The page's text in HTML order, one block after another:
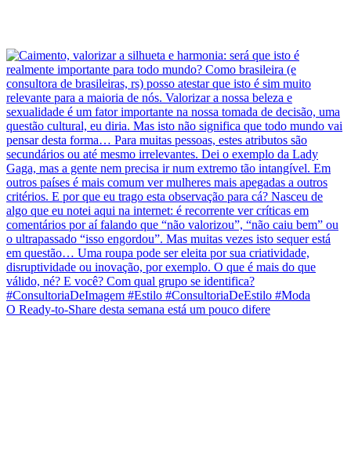
O Ready-to-Share desta semana está um pouco difere